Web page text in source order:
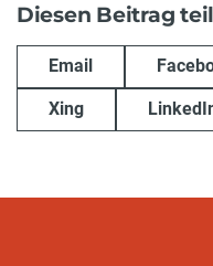
Diesen Beitrag
Email
Xing